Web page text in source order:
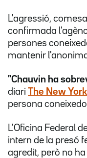
L'agressió,
confirmada
persones
mantenir
"Chauvin ha
diari The New
persona
L'Oficina Federal
intern de la presó
agredit, però no